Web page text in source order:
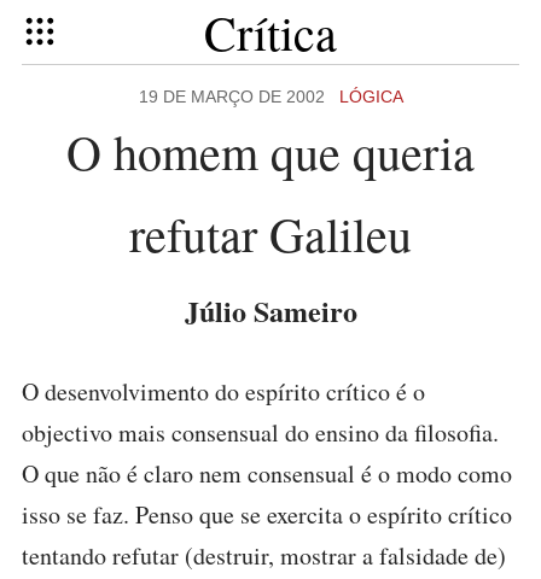
Crítica
19 DE MARÇO DE 2002 LÓGICA
O homem que queria
refutar Galileu
Júlio Sameiro
O desenvolvimento do espírito crítico é o
objectivo mais consensual do ensino da filosofia.
O que não é claro nem consensual é o modo como
isso se faz. Penso que se exercita o espírito crítico
tentando refutar (destruir, mostrar a falsidade de)